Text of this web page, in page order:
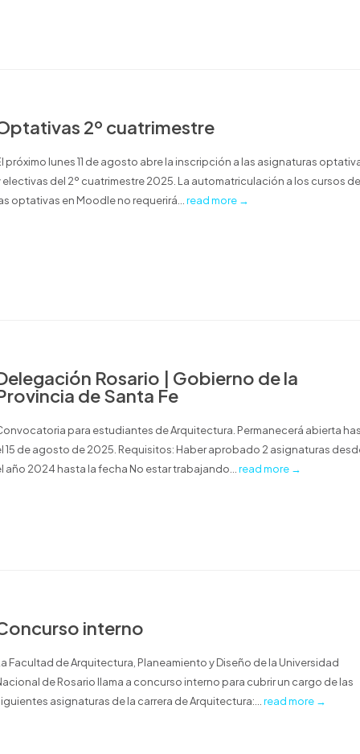
2º cuatrimestre
próximo lunes 11 de agosto abre la inscripción a las asignaturas
electivas del 2º cuatrimestre 2025. La automatriculación a los cursos de
optativas en Moodle no requerirá... read more →
Rosario | Gobierno de la
de Santa Fe
para estudiantes de Arquitectura. Permanecerá abierta
15 de agosto de 2025. Requisitos: Haber aprobado 2 asignaturas
año 2024 hasta la fecha No estar trabajando... read more →
interno
Facultad de Arquitectura, Planeamiento y Diseño de la Universidad
de Rosario llama a concurso interno para cubrir un cargo de las
asignaturas de la carrera de Arquitectura:...read more →